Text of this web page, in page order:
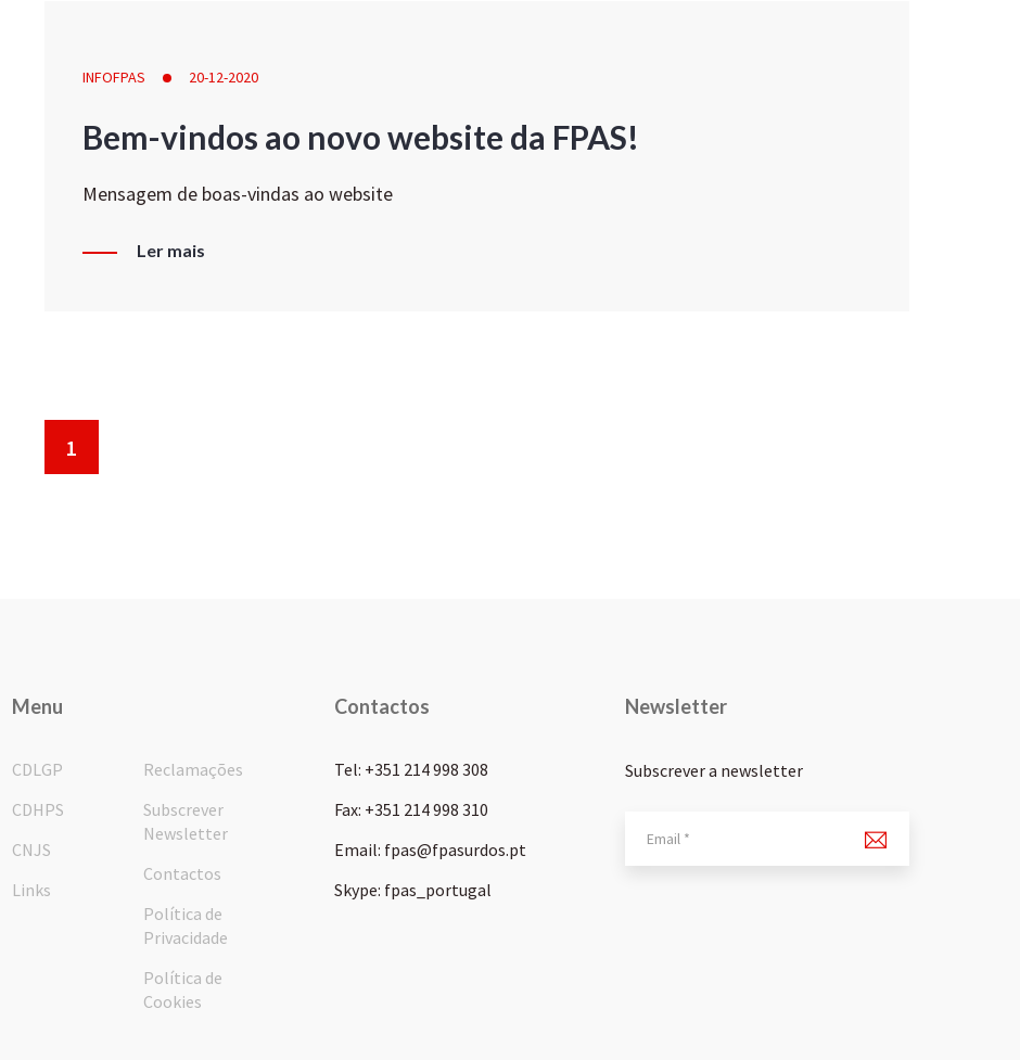
INFOFPAS 20-12-2020
Bem-vindos ao novo website da FPAS!
Mensagem de boas-vindas ao website
Ler mais
1
Menu
CDLGP
CDHPS
CNJS
Links
Reclamações
Subscrever
Newsletter
Contactos
Política de
Privacidade
Política de
Cookies
Contactos
Tel: +351 214 998 308
Fax: +351 214 998 310
Email: fpas@fpasurdos.pt
Skype: fpas_portugal
Newsletter
Subscrever a newsletter